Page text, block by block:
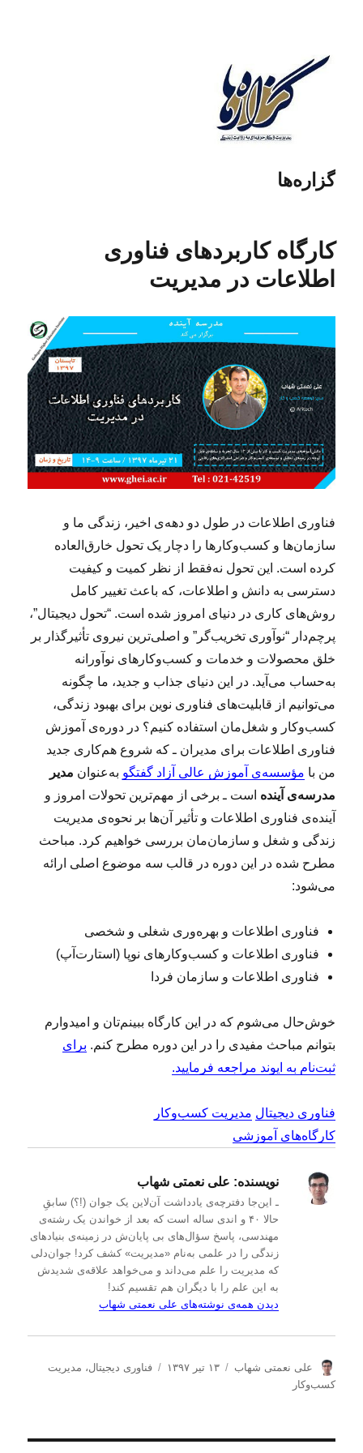
گزاره‌ها
کارگاه کاربردهای فناوری
اطلاعات در مدیریت
فناوری اطلاعات در طول دو دهه‌ی اخیر، زندگی ما و
سازمان‌ها و کسب‌وکارها را دچار یک تحول خارق‌العاده
کرده است. این تحول نه‌فقط از نظر کمیت و کیفیت
دسترسی به دانش و اطلاعات، که باعث تغییر کامل
روش‌های کاری در دنیای امروز شده است. “تحول دیجیتال”،
پرچم‌دار “نوآوری تخریب‌گر” و اصلی‌ترین نیروی تأثیرگذار بر
خلق محصولات و خدمات و کسب‌وکارهای نوآورانه
به‌حساب می‌آید. در این دنیای جذاب و جدید، ما چگونه
می‌توانیم از قابلیت‌های فناوری نوین برای بهبود زندگی،
کسب‌وکار و شغل‌مان استفاده کنیم؟ در دوره‌ی آموزش
فناوری اطلاعات برای مدیران ـ که شروع هم‌کاری جدید
من با مؤسسه‌ی آموزش عالی آزاد گفتگو به‌عنوان مدیر
مدرسه‌ی آینده است ـ برخی از مهم‌ترین تحولات امروز و
آینده‌ی فناوری اطلاعات و تأثیر آن‌ها بر نحوه‌ی مدیریت
زندگی و شغل و سازمان‌مان بررسی خواهیم کرد. مباحث
مطرح شده در این دوره در قالب سه موضوع اصلی ارائه
می‌شود:
فناوری اطلاعات و بهره‌وری شغلی و شخصی
فناوری اطلاعات و کسب‌وکارهای نوپا (استارت‌آپ‌)
فناوری‌ اطلاعات و سازمان فردا
خوش‌حال می‌شوم که در این کارگاه ببینم‌تان و امیدوارم
بتوانم مباحث مفیدی را در این دوره‌ مطرح کنم. برای
ثبت‌نام به ایوند مراجعه فرمایید.
فناوری دیجیتال مدیریت کسب‌و‌کار
کارگاه‌های آموزشی
نویسنده: علی نعمتی شهاب
ـ این‌جا دفترچه‌ی یادداشت‌ آن‌لاین یک جوان (!؟) سابقِ
حالا ۴۰ و اندی ساله است که بعد از خواندن یک رشته‌ی
مهندسی، پاسخ سؤال‌های بی پایان‌ش در زمینه‌ی بنیادهای
زندگی را در علمی به‌نام «مدیریت» کشف کرد! جوان‌دلی
که مدیریت را علم می‌داند و می‌خواهد علاقه‌ی شدیدش
به این علم را با دیگران هم تقسیم کند!
دیدن همه‌ی نوشته‌های علی نعمتی شهاب
ن
و
علی نعمتی شهاب
ا۱۳ تیر ۱۳۹۷
د
فناوری دیجیتال، مدیریت
كسب‌و‌كار